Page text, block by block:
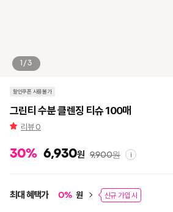
1/3
할인쿠폰 사용불가
그린티 수분 클렌징 티슈 100매
리뷰0
30% 6,930원 9,900원 i
최대 혜택가 0% 원 신규 가입 시